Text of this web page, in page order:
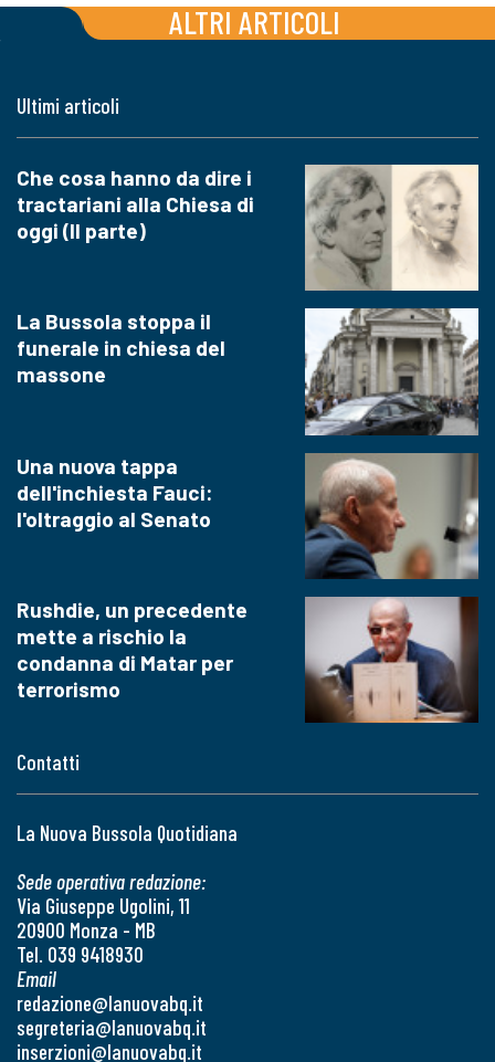
ALTRI ARTICOLI
Contatti
La Nuova Bussola Quotidiana
Sede operativa redazione:
Via Giuseppe Ugolini, 11
20900 Monza - MB
Tel. 039 9418930
Email
redazione@lanuovabq.it
segreteria@lanuovabq.it
inserzioni@lanuovabq.it
Ultimi articoli
Che cosa hanno da dire i
tractariani alla Chiesa di
oggi (II parte)
La Bussola stoppa il
funerale in chiesa del
massone
Una nuova tappa
dell'inchiesta Fauci:
l'oltraggio al Senato
Rushdie, un precedente
mette a rischio la
condanna di Matar per
terrorismo